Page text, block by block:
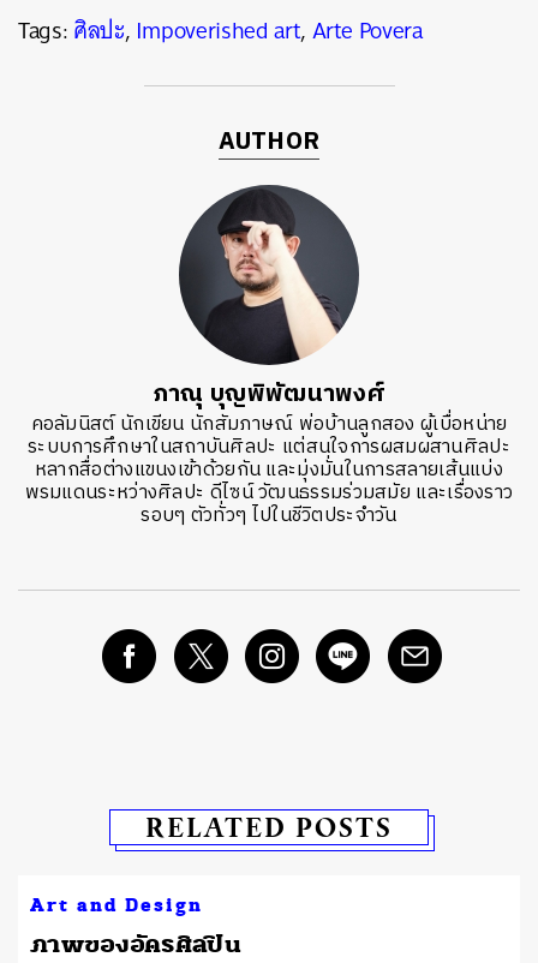
Tags:ศิลปะ, Impoverished art,Arte Povera
AUTHOR
ภาณุ บุญพิพัฒนาพงศ์
คอลัมนิสต์ นักเขียน นักสัมภาษณ์ พ่อบ้านลูกสอง ผู้เบื่อหน่าย
ระบบการศึกษาในสถาบันศิลปะ แต่สนใจการผสมผสานศิลปะ
หลากสื่อต่างแขนงเข้าด้วยกัน และมุ่งมั่นในการสลายเส้นแบ่ง
พรมแดนระหว่างศิลปะ ดีไซน์ วัฒนธรรมร่วมสมัย และเรื่องราว
รอบๆ ตัวทั่วๆ ไปในชีวิตประจำวัน
RELATED POSTS
Art and Design
​ภาพของอัครศิลปิน